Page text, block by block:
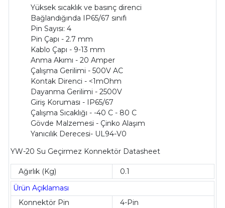
Yüksek sıcaklık ve basınç direnci
Bağlandığında IP65/67 sınıfı
Pin Sayısı: 4
Pin Çapı - 2.7 mm
Kablo Çapı - 9-13 mm
Anma Akımı - 20 Amper
Çalışma Gerilimi - 500V AC
Kontak Direnci - <1mOhm
Dayanma Gerilimi - 2500V
Giriş Koruması - IP65/67
Çalışma Sıcaklığı - -40 C - 80 C
Gövde Malzemesi - Çinko Alaşım
Yanıcılık Derecesi- UL94-V0
YW-20 Su Geçirmez Konnektör Datasheet
Ağırlık (Kg)
0.1
Ürün Açıklaması
Konnektör Pin
4-Pin